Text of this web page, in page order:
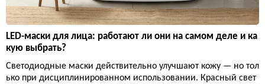
LED-маски для лица: работают ли они на самом деле и ка
кую выбрать?
Светодиодные маски действительно улучшают кожу — но тол
ько при дисциплинированном использовании. Красный свет